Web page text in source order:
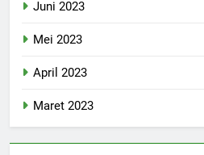
Juni 2023
Mei 2023
April 2023
Maret 2023